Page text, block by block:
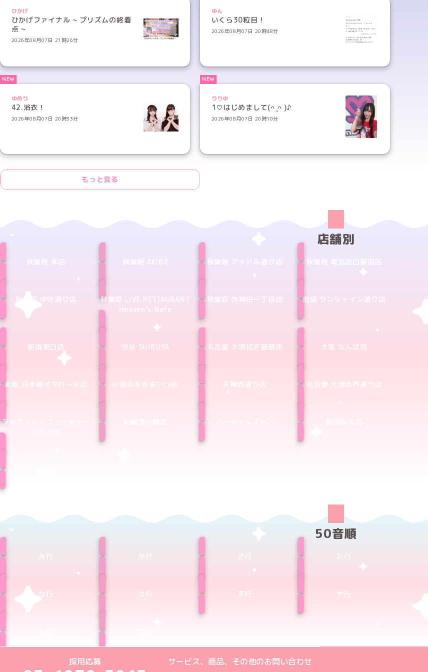
ひかげ
ひかげファイナル ~ プリズムの終着
点 ~
2026年08月07日 21時26分
ゆん
いくら30粒目！
2026年08月07日 20時48分
ゆめり
42.浴衣！
2026年08月07日 20時33分
りりゆ
1♡はじめまして(ᴖ ̫ᴖ )♪
2026年08月07日 20時10分
もっと見る
店舗別
秋葉原 本店 秋葉原 AKIBA 秋葉原 アイドル通り店 秋葉原 電気街口駅前店
秋葉原 中央通り店
秋葉原 LIVE RESTAURANT
Heaven’s Gate
秋葉原 外神田一丁目店 池袋 サンシャイン通り店
新宿東口店 渋谷 SHIBUYA 名古屋 大須招き猫前店 大阪 なんば店
大阪 日本橋オタロード店 小倉あるあるCity店 天神西通り店 名古屋 大須赤門通り店
タイランド・フューチャー
50音順
あ行 か行 さ行 た行
な行 は行 ま行 や行
めいどりーみんTikTok公式アカウント
めいどりーみんX公式アカウント
めいどりーみんInstagram公式アカウント
めいどりーみんFacebook公式アカウント
めいどりーみんYouTube公式アカウント
採用応募 サービス、商品、その他のお問い合わせ